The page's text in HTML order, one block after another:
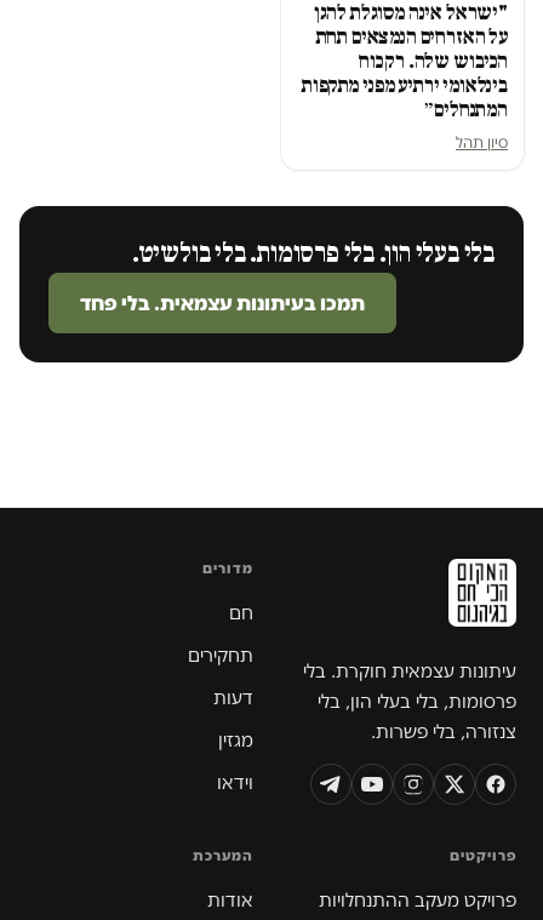
"ישראל אינה מסוגלת להגן
על האזרחים הנמצאים תחת
הכיבוש שלה. רק כוח
בינלאומי ירתיע מפני מתקפות
המתנחלים״
סיון תהל
בלי בעלי הון. בלי פרסומות. בלי בולשיט.
תמכו בעיתונות עצמאית. בלי פחד
עיתונות עצמאית חוקרת. בלי
פרסומות, בלי בעלי הון, בלי
צנזורה, בלי פשרות.
מדורים
חם
תחקירים
דעות
מגזין
וידאו
פרויקטים
פרויקט מעקב ההתנחלויות
המערכת
אודות